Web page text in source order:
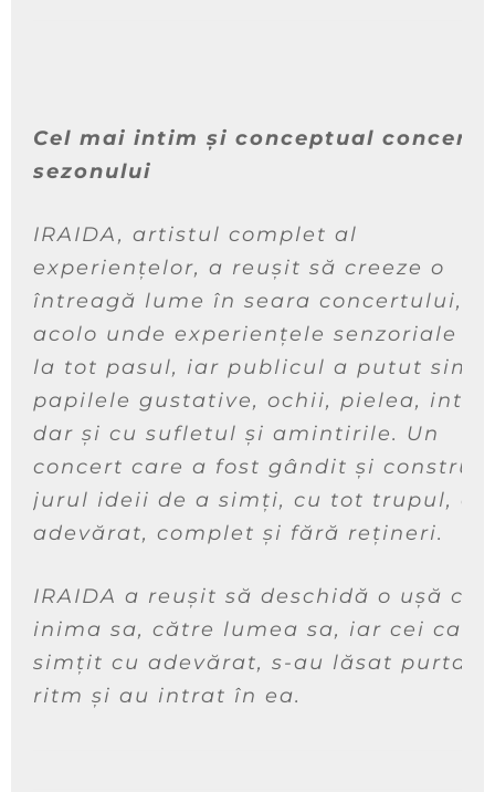
Cel mai intim și conceptual concert
sezonului
IRAIDA, artistul complet al
experiențelor, a reușit să creeze o
întreagă lume în seara concertului,
acolo unde experiențele senzoriale
la tot pasul, iar publicul a putut simți
papilele gustative, ochii, pielea,
dar și cu sufletul și amintirile. Un
concert care a fost gândit și
jurul ideii de a simți, cu tot trupul, cu
adevărat, complet și fără rețineri.
IRAIDA a reușit să deschidă o ușă
inima sa, către lumea sa, iar cei care
simțit cu adevărat, s-au lăsat purtați
ritm și au intrat în ea.